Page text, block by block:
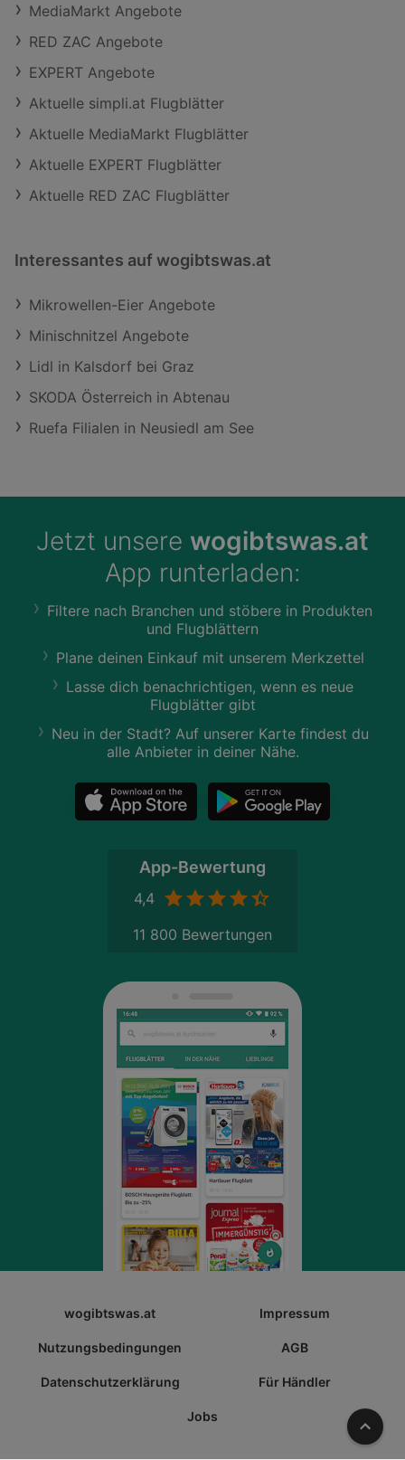
MediaMarkt Angebote
RED ZAC Angebote
EXPERT Angebote
Aktuelle simpli.at Flugblätter
Aktuelle MediaMarkt Flugblätter
Aktuelle EXPERT Flugblätter
Aktuelle RED ZAC Flugblätter
Interessantes auf wogibtswas.at
Mikrowellen-Eier Angebote
Minischnitzel Angebote
Lidl in Kalsdorf bei Graz
SKODA Österreich in Abtenau
Ruefa Filialen in Neusiedl am See
Jetzt unsere wogibtswas.at
App runterladen:
Filtere nach Branchen und stöbere in Produkten
und Flugblättern
Plane deinen Einkauf mit unserem Merkzettel
Lasse dich benachrichtigen, wenn es neue
Flugblätter gibt
Neu in der Stadt? Auf unserer Karte findest du
alle Anbieter in deiner Nähe.
App-Bewertung
4,4
11 800 Bewertungen
wogibtswas.at Impressum
Nutzungsbedingungen AGB
Datenschutzerklärung Für Händler
Jobs Nach